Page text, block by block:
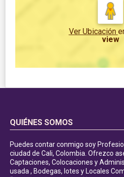
Ver Ubicación
view
QUIÉNES SOMOS
Puedes contar conmigo soy
ciudad de Cali, Colombia. Ofrezco
Captaciones, Colocaciones y
usada , Bodegas, lotes y Locales